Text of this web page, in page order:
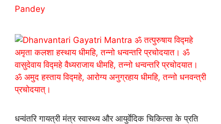
Pandey
धन्वंतरि गायत्री मंत्र स्वास्थ्य और आयुर्वेदिक चिकित्सा के प्रति